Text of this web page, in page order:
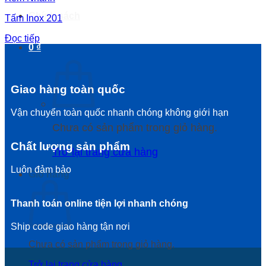
Chính sách
0₫
Chưa có sản phẩm trong giỏ hàng.
Trở lại trang cửa hàng
Giỏ hàng
Chưa có sản phẩm trong giỏ hàng.
Tấm Inox 201
Đọc tiếp
Giao hàng toàn quốc
Vận chuyển toàn quốc nhanh chóng không giới hạn
Chất lượng sản phẩm
Luôn đảm bảo
Thanh toán online tiện lợi nhanh chóng
Ship code giao hàng tận nơi